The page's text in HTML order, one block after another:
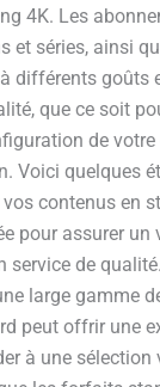
4K. Les
et séries, ainsi
différents goûts
que ce soit
de
Voici quelques
contenus en
pour assurer
service de
large gamme
peut offrir une
à une